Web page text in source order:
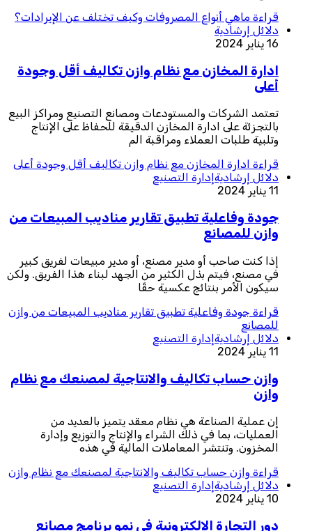
قراءة ماهي أنواع المصروفات وكيف تختلف عن الإيرادات؟
دلائل إرشادية
16 يناير 2024
ادارة المخازن مع نظام وازن تكاليف أقل وجودة
أعلى
تعتمد الشركات والمستودعات ومصانع التصنيع ومراكز البيع
بالتجزئة على ادارة المخازن الدقيقة للحفاظ على الإنتاج
وتلبية طلبات العملاء ومراقبة الم
قراءة ادارة المخازن مع نظام وازن تكاليف أقل وجودة أعلى
دلائل إرشادية إدارة التصنيع
11 يناير 2024
جودة وفاعلية تطبيق تقارير مناديب المبيعات من
وازن للمصانع
إذا كنت صاحب أو مدير مصنع، أو مدير مبيعات لفريق كبير
في مصنع، فيتم بذل الكثير من الجهد لبناء هذا الفريق. ولكن
سيكون الأمر بنتائج عكسية حقًا
قراءة جودة وفاعلية تطبيق تقارير مناديب المبيعات من وازن
للمصانع
دلائل إرشاديةإدارة التصنيع
11 يناير 2024
وازن حساب تكاليف والانتاجية لمصنعك مع نظام
وازن
إن عملية الصناعة هي نظام معقد يتميز بالعديد من
العمليات، بما في ذلك الشراء والإنتاج والتوزيع وإدارة
المخزون. وتنتشر المعاملات المالية في هذه
قراءة وازن حساب تكاليف والانتاجية لمصنعك مع نظام وازن
دلائل إرشادية إدارة التصنيع
10 يناير 2024
دور التجارة الالكترونية في نمو برنامج مصانع